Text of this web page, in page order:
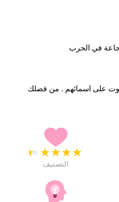
★
★
★
★
★
التصنيف